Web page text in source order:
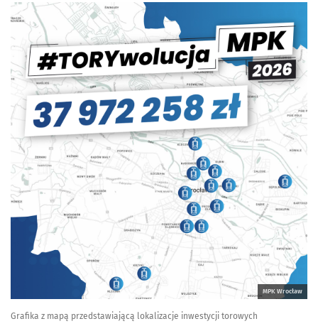
MPK Wrocław
Grafika z mapą przedstawiającą lokalizacje inwestycji torowych